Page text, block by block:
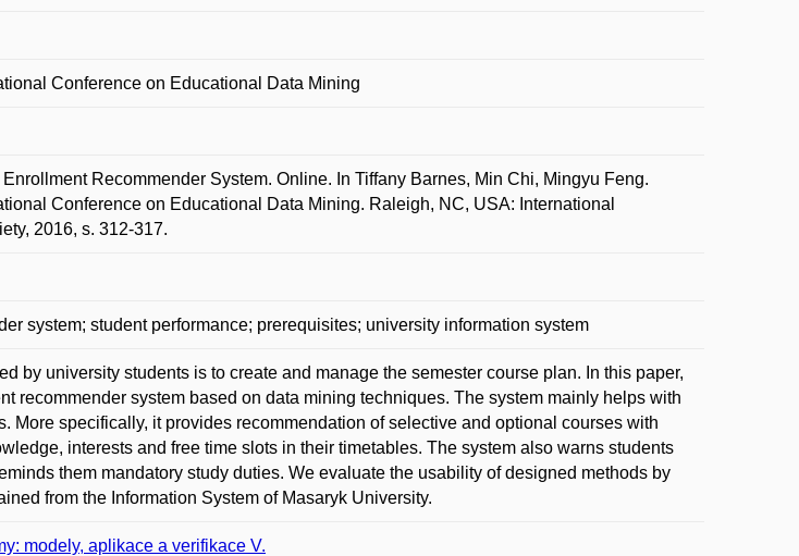
Conference on Educational Data Mining
Recommender System. Online. In Tiffany Barnes, Min Chi, Mingyu Feng.
Conference on Educational Data Mining. Raleigh, NC, USA: International
2016, s. 312-317.
system; student performance; prerequisites; university information system
by university students is to create and manage the semester course plan. In this paper,
recommender system based on data mining techniques. The system mainly helps with
More specifically, it provides recommendation of selective and optional courses with
interests and free time slots in their timetables. The system also warns students
them mandatory study duties. We evaluate the usability of designed methods by
from the Information System of Masaryk University.
modely, aplikace a verifikace V.